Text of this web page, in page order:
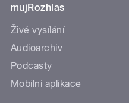
mujRozhlas
Živé vysílání
Audioarchiv
Podcasty
Mobilní aplikace